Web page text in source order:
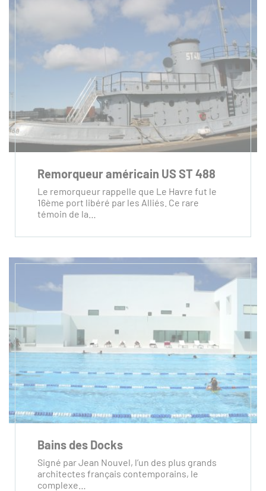
Remorqueur américain US ST 488
Le remorqueur rappelle que Le Havre fut le
16ème port libéré par les Alliés. Ce rare
témoin de la…
Bains des Docks
Signé par Jean Nouvel, l’un des plus grands
architectes français contemporains, le
complexe…